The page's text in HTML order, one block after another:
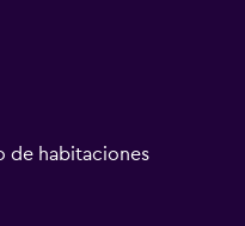
de habitaciones